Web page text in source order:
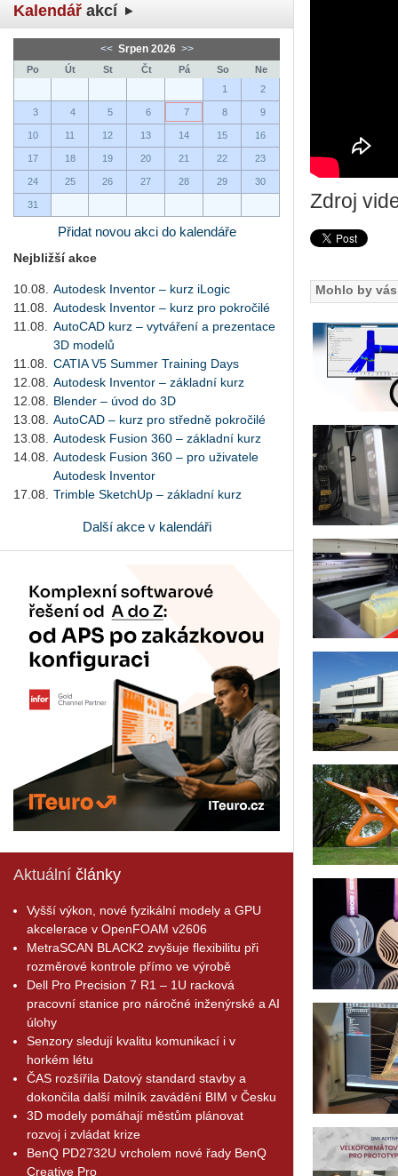
Kalendář akcí
<< Srpen 2026 >>
Po Út St Čt Pá So
Ne
1
2
3 4 5 6 7 8 9
10 11 12 13 14 15 16
17 18 19 20 21 22 23
24 25 26 27 28 29 30
31
Přidat novou akci do kalendáře
Nejbližší akce
10.08.
Autodesk Inventor – kurz iLogic
11.08.
Autodesk Inventor – kurz pro pokročilé
11.08.
AutoCAD kurz – vytváření a prezentace
3D modelů
11.08.
CATIA V5 Summer Training Days
12.08.
Autodesk Inventor – základní kurz
12.08.
Blender – úvod do 3D
13.08.
AutoCAD – kurz pro středně pokročilé
13.08.
Autodesk Fusion 360 – základní kurz
14.08.
Autodesk Fusion 360 – pro uživatele
Autodesk Inventor
17.08.
Trimble SketchUp – základní kurz
Další akce v kalendáři
Aktuální články
Vyšší výkon, nové fyzikální modely a GPU
akcelerace v OpenFOAM v2606
MetraSCAN BLACK2 zvyšuje flexibilitu při
rozměrové kontrole přímo ve výrobě
Dell Pro Precision 7 R1 – 1U racková
pracovní stanice pro náročné inženýrské a AI
úlohy
Senzory sledují kvalitu komunikací i v
horkém létu
ČAS rozšířila Datový standard stavby a
dokončila další milník zavádění BIM v Česku
3D modely pomáhají městům plánovat
rozvoj i zvládat krize
BenQ PD2732U vrcholem nové řady BenQ
Creative Pro
Zdroj
Mohlo by